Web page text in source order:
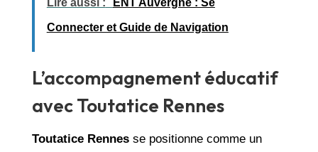
Connecter et Guide de Navigation
L’accompagnement éducatif
avec Toutatice Rennes
Toutatice Rennesse positionne comme un